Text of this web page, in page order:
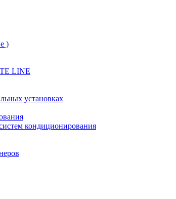
)
LINE
установках
кондиционирования